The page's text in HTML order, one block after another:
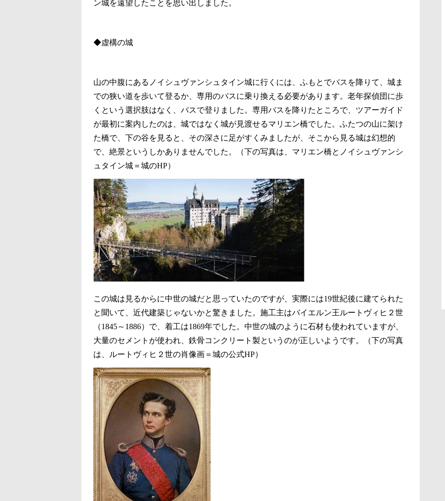
ン城を遠望したことを思い出しました。
◆虚構の城
山の中腹にあるノイシュヴァンシュタイン城に行くには、ふもとでバスを降りて、城ま
での狭い道を歩いて登るか、専用のバスに乗り換える必要があります。老年探偵団に歩
くという選択肢はなく、バスで登りました。専用バスを降りたところで、ツアーガイド
が最初に案内したのは、城ではなく城が見渡せるマリエン橋でした。ふたつの山に架け
た橋で、下の谷を見ると、その深さに足がすくみましたが、そこから見る城は幻想的
で、絶景というしかありませんでした。（下の写真は、マリエン橋とノイシュヴァンシ
ュタイン城＝城のHP）
この城は見るからに中世の城だと思っていたのですが、実際には19世紀後に建てられた
と聞いて、近代建築じゃないかと驚きました。施工主はバイエルン王ルートヴィヒ２世
（1845～1886）で、着工は1869年でした。中世の城のように石材も使われていますが、
大量のセメントが使われ、鉄骨コンクリート製というのが正しいようです。（下の写真
は、ルートヴィヒ２世の肖像画＝城の公式HP）